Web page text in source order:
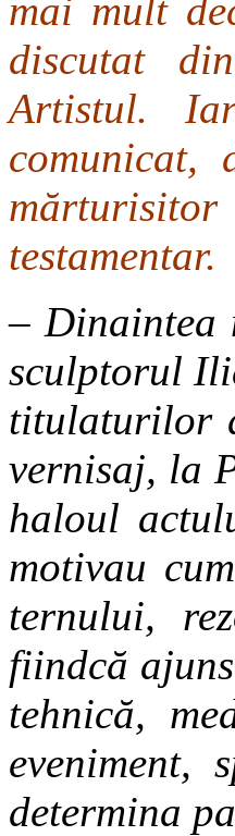
mai mult
discutat
Artistul.
testamentar.
– Dinaintea
sculptorul
titulaturilor
vernisaj, la
haloul
motivau
ternului,
fiindcă
tehnică,
determina